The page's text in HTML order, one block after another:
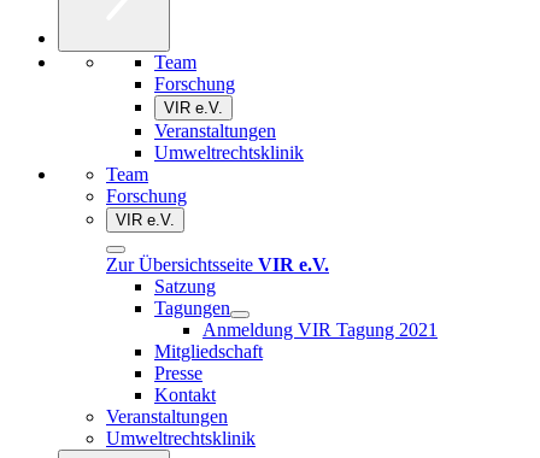
Team
Forschung
VIR e.V.
Veranstaltungen
Umweltrechtsklinik
Team
Forschung
VIR e.V.
Zur Übersichtsseite VIR e.V.
Satzung
Tagungen
Anmeldung VIR Tagung 2021
Mitgliedschaft
Presse
Kontakt
Veranstaltungen
Umweltrechtsklinik